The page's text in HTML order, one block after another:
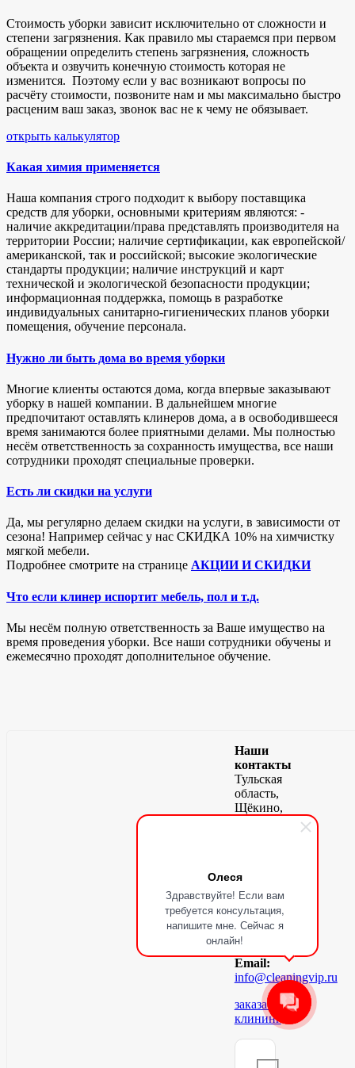
Олеся
Здравствуйте! Если вам
требуется консультация,
напишите мне. Сейчас я
онлайн!
Стоимость уборки зависит исключительно от сложности и
степени загрязнения. Как правило мы стараемся при первом
обращении определить степень загрязнения, сложность
объекта и озвучить конечную стоимость которая не
изменится. Поэтому если у вас возникают вопросы по
расчёту стоимости, позвоните нам и мы максимально быстро
расценим ваш заказ, звонок вас не к чему не обязывает.
открыть калькулятор
Какая химия применяется
Наша компания строго подходит к выбору поставщика
средств для уборки, основными критериям являются: -
наличие аккредитации/права представлять производителя на
территории России; наличие сертификации, как европейской/
американской, так и российской; высокие экологические
стандарты продукции; наличие инструкций и карт
технической и экологической безопасности продукции;
информационная поддержка, помощь в разработке
индивидуальных санитарно-гигиенических планов уборки
помещения, обучение персонала.
Нужно ли быть дома во время уборки
Многие клиенты остаются дома, когда впервые заказывают
уборку в нашей компании. В дальнейшем многие
предпочитают оставлять клинеров дома, а в освободившееся
время занимаются более приятными делами. Мы полностью
несём ответственность за сохранность имущества, все наши
сотрудники проходят специальные проверки.
Есть ли скидки на услуги
Да, мы регулярно делаем скидки на услуги, в зависимости от
сезона! Например сейчас у нас СКИДКА 10% на химчистку
мягкой мебели.
Подробнее смотрите на странице АКЦИИ И СКИДКИ
Что если клинер испортит мебель, пол и т.д.
Мы несём полную ответственность за Ваше имущество на
время проведения уборки. Все наши сотрудники обучены и
ежемесячно проходят дополнительное обучение.
Наши
контакты
Тульская
область,
Щёкино,
Телефон:
958
100-
51-
98
Email:
info@cleaningvip.ru
заказать
клининг